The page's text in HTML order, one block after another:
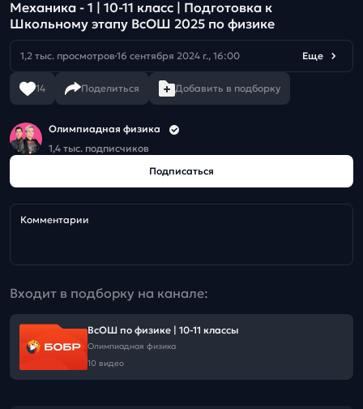
Механика - 1 | 10-11 класс | Подготовка к
Школьному этапу ВсОШ 2025 по физике
1,2 тыс. просмотров 16 сентября 2024 г., 16:00 Еще
14 Поделиться Добавить в подборку
Олимпиадная физика
1,4 тыс. подписчиков
Подписаться
Комментарии
Входит в подборку на канале:
ВсОШ по физике | 10-11 классы
Олимпиадная физика
10 видео